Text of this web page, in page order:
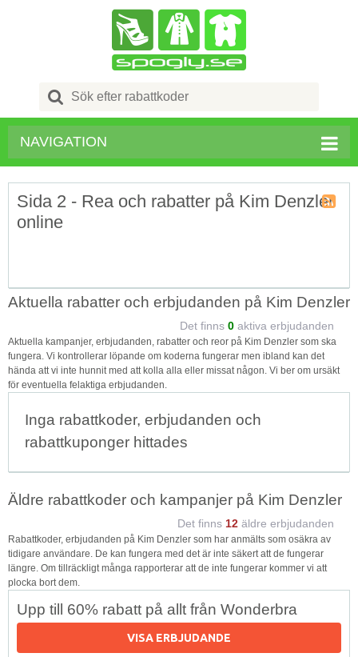
Search
for:
NAVIGATION
Sida 2 - Rea och rabatter på Kim Denzler
online
Aktuella rabatter och erbjudanden på Kim Denzler
Det finns 0 aktiva erbjudanden
Aktuella kampanjer, erbjudanden, rabatter och reor på Kim Denzler som ska
fungera. Vi kontrollerar löpande om koderna fungerar men ibland kan det
hända att vi inte hunnit med att kolla alla eller missat någon. Vi ber om ursäkt
för eventuella felaktiga erbjudanden.
Inga rabattkoder, erbjudanden och
rabattkuponger hittades
Äldre rabattkoder och kampanjer på Kim Denzler
Det finns 12 äldre erbjudanden
Rabattkoder, erbjudanden på Kim Denzler som har anmälts som osäkra av
tidigare användare. De kan fungera med det är inte säkert att de fungerar
längre. Om tillräckligt många rapporterar att de inte fungerar kommer vi att
plocka bort dem.
Upp till 60% rabatt på allt från Wonderbra
VISA ERBJUDANDE